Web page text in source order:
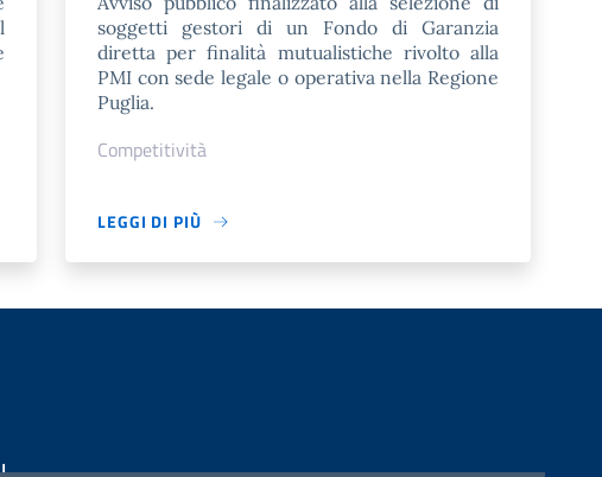
soggetti gestori di un Fondo di Garanzia
diretta per finalità mutualistiche rivolto alla
PMI con sede legale o operativa nella Regione
Puglia.
Competitività
LEGGI DI PIÙ